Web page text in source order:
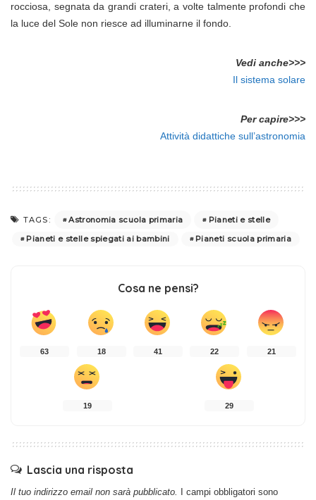
rocciosa, segnata da grandi crateri, a volte talmente profondi che
la luce del Sole non riesce ad illuminarne il fondo.
Vedi anche>>>
Il sistema solare
Per capire>>>
Attività didattiche sull’astronomia
TAGS: Astronomia scuola primaria
Pianeti e stelle
Pianeti e stelle spiegati ai bambini
Pianeti scuola primaria
Cosa ne pensi?
63 18 41 22 21
19 29
Lascia una risposta
Il tuo indirizzo email non sarà pubblicato. I campi obbligatori sono